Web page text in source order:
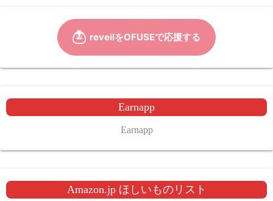
ジ
り
Earnapp
Earnapp
Amazon.jp ほしいものリスト